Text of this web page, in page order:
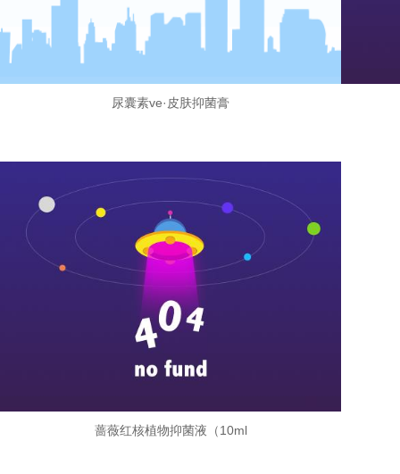
尿囊素ve·皮肤抑菌膏
蔷薇红核植物抑菌液（10ml